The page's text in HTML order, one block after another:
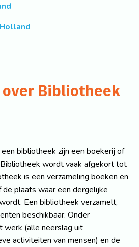
Bibliotheek
bibliotheek zijn een boekerij of
wordt vaak afgekort tot
is een verzameling boeken en
plaats waar een dergelijke
Een bibliotheek verzamelt,
beschikbaar. Onder
werk (alle neerslag uit
activiteiten van mensen) en de